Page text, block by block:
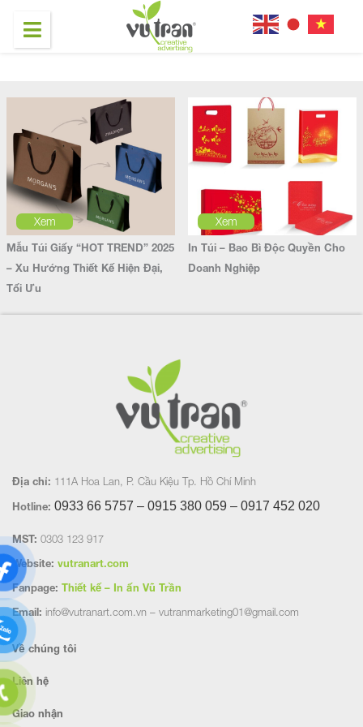
Xem
Mẫu Túi Giấy “HOT TREND” 2025
– Xu Hướng Thiết Kế Hiện Đại,
Tối Ưu
Xem
In Túi – Bao Bì Độc Quyền Cho
Doanh Nghiệp
Địa chỉ: 111A Hoa Lan, P. Cầu Kiệu Tp. Hồ Chí Minh
Hotline: 0933 66 5757 – 0915 380 059 – 0917 452 020
MST: 0303 123 917
Website: vutranart.com
Fanpage: Thiết kế – In ấn Vũ Trần
Email: info@vutranart.com.vn – vutranmarketing01@gmail.com
Về chúng tôi
Liên hệ
Giao nhận